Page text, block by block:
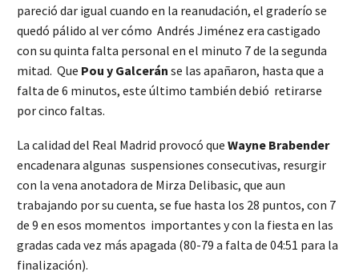
pareció dar igual cuando en la reanudación, el graderío se
quedó pálido al ver cómo Andrés Jiménez era castigado
con su quinta falta personal en el minuto 7 de la segunda
mitad. Que Pou y Galcerán se las apañaron, hasta que a
falta de 6 minutos, este último también debió retirarse
por cinco faltas.
La calidad del Real Madrid provocó que Wayne Brabender
encadenara algunas suspensiones consecutivas, resurgir
con la vena anotadora de Mirza Delibasic, que aun
trabajando por su cuenta, se fue hasta los 28 puntos, con 7
de 9 en esos momentos importantes y con la fiesta en las
gradas cada vez más apagada (80-79 a falta de 04:51 para la
finalización).